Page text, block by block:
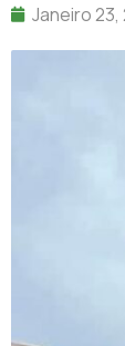
Janeiro 23,